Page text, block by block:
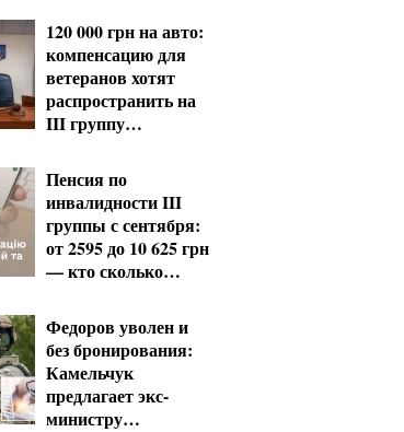
120 000 грн на авто:
компенсацию для
ветеранов хотят
распространить на
III группу
Пенсия по
инвалидности III
группы с сентября:
от 2595 до 10 625 грн
— кто сколько
Федоров уволен и
без бронирования:
Камельчук
предлагает экс-
министру